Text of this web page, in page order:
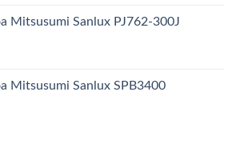
Mitsusumi Sanlux PJ762-300J
Mitsusumi Sanlux SPB3400